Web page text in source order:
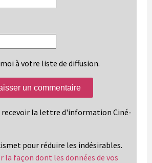
à votre liste de diffusion.
recevoir la lettre d'information Ciné-
pour réduire les indésirables.
la façon dont les données de vos